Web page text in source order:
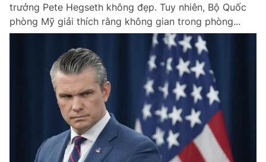
trưởng Pete Hegseth không đẹp. Tuy nhiên, Bộ Quốc
phòng Mỹ giải thích rằng không gian trong phòng...